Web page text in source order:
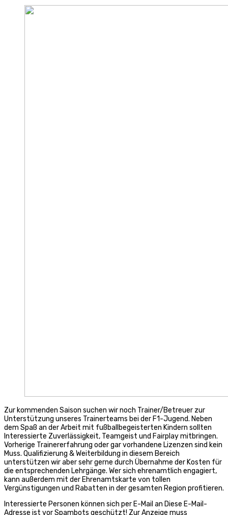
Zur kommenden Saison suchen wir noch Trainer/Betreuer zur
Unterstützung unseres Trainerteams bei der F1-Jugend. Neben
dem Spaß an der Arbeit mit fußballbegeisterten Kindern sollten
Interessierte Zuverlässigkeit, Teamgeist und Fairplay mitbringen.
Vorherige Trainererfahrung oder gar vorhandene Lizenzen sind kein
Muss. Qualifizierung & Weiterbildung in diesem Bereich
unterstützen wir aber sehr gerne durch Übernahme der Kosten für
die entsprechenden Lehrgänge. Wer sich ehrenamtlich engagiert,
kann außerdem mit der Ehrenamtskarte von tollen
Vergünstigungen und Rabatten in der gesamten Region profitieren.
Interessierte Personen können sich per E-Mail an Diese E-Mail-
Adresse ist vor Spambots geschützt! Zur Anzeige muss